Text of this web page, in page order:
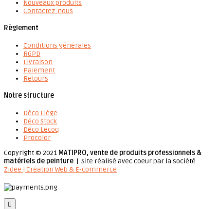
Nouveaux produits
Contactez-nous
Règlement
Conditions générales
RGPD
Livraison
Paiement
Retours
Notre structure
Déco Liège
Déco Stock
Déco Lecoq
Procolor
Copyright © 2021 MATIPRO, vente de produits professionnels &
matériels de peinture | Site réalisé avec coeur par la société
Zidee | Création Web & E-commerce
